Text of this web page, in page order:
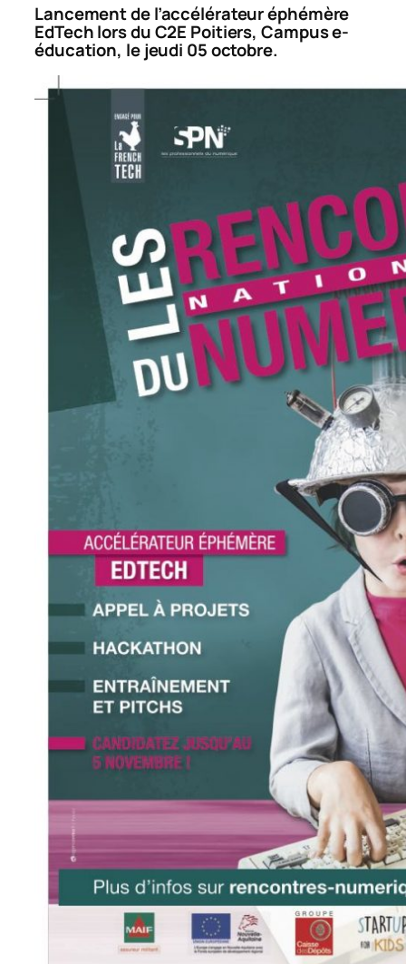
Lancement de l’accélérateur éphémère
EdTech lors du C2E Poitiers, Campus e-
éducation, le jeudi 05 octobre.